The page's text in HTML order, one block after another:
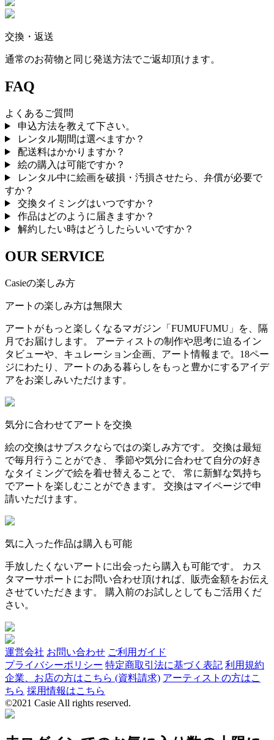
交換・返送
通常のお荷物と同じ発送方法でご返却頂けます。
FAQ
よくあるご質問
申込方法を教えて下さい。
レンタル期間は選べますか？
配送料はかかりますか？
絵の購入は可能ですか？
レンタル中に絵画を破損・汚損させたら、弁償が必要で
すか？
交換タイミングはいつですか？
作品はどのように届きますか？
解約したい時はどうしたらいいですか？
OUR SERVICE
Casieの楽しみ方
アートの楽しみ方は無限大
アートがもっと楽しくなるマガジン「FUMUFUMU」を、隔
月でお届けします。 アーティストの制作や思考に迫るイン
タビューや、キュレーション企画、アート情報まで。18ペー
ジにわたり、アートのある暮らしをもっと豊かにするアイデ
アをお楽しみいただけます。
気分に合わせてアートを交換
絵の交換はサブスクならではの楽しみ方です。 交換は最短
で毎月行うことができ、 季節や気分に合わせて自分の好き
なタイミングで絵を着せ替えることで、 常に新鮮な気持ち
でアートを楽しむことができます。 交換はマイページで申
請いただけます。
気に入った作品は購入も可能
手放したくないアートに出会ったら購入も可能です。 カス
タマーサポートにお問い合わせ頂ければ、販売金額をお伝え
させていただきます。 購入前のお試しとしてもご活用くだ
さい。
運営会社 お問い合わせ ご利用ガイド
プライバシーポリシー 特定商取引法に基づく表記 利用規約
企業、お店の方はこちら (資料請求) アーティストの方はこ
ちら 採用情報はこちら
©2021 Casie All rights reserved.